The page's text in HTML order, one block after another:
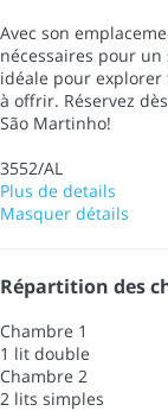
Avec son
nécessaires pour un
idéale pour explorer
à offrir. Réservez
São Martinho!
3552/AL
Plus de details
Masquer détails
Répartition des
Chambre 1
1 lit double
Chambre 2
2 lits simples